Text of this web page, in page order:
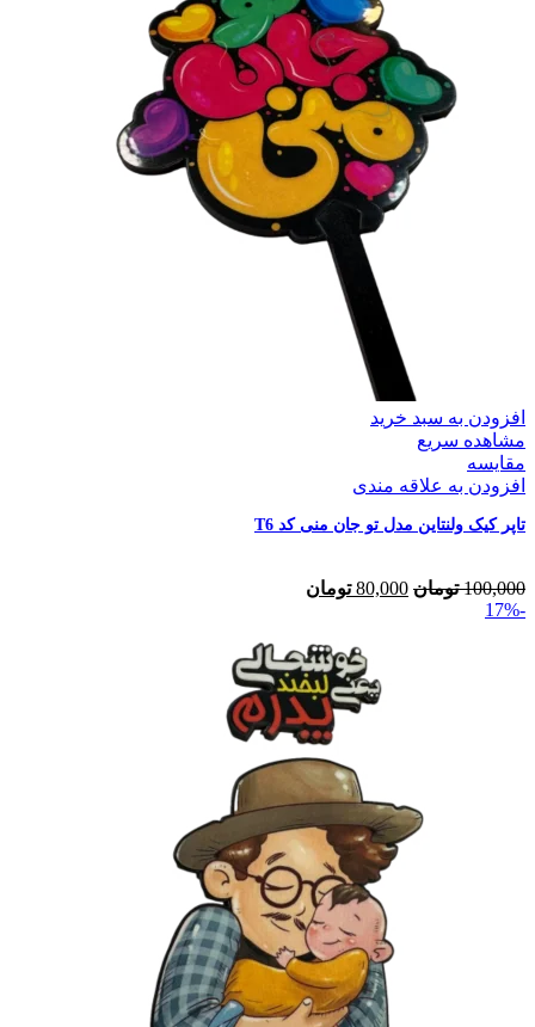
افزودن به سبد خرید
مشاهده سریع
مقایسه
افزودن به علاقه مندی
تاپر کیک ولنتاین مدل تو جان منی کد T6
100,000 تومان 80,000 تومان
-17%